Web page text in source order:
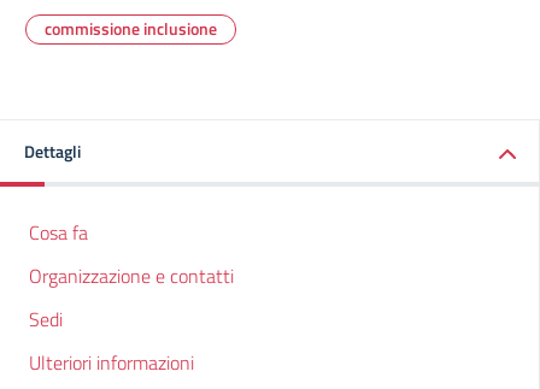
commissione inclusione
Dettagli
Cosa fa
Organizzazione e contatti
Sedi
Ulteriori informazioni